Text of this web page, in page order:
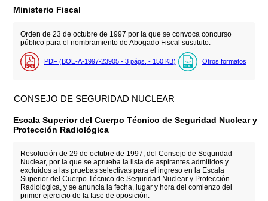
Ministerio Fiscal
Orden de 23 de octubre de 1997 por la que se convoca concurso
público para el nombramiento de Abogado Fiscal sustituto.
PDF (BOE-A-1997-23905 - 3 págs. - 150 KB) Otros formatos
CONSEJO DE SEGURIDAD NUCLEAR
Escala Superior del Cuerpo Técnico de Seguridad Nuclear y
Protección Radiológica
Resolución de 29 de octubre de 1997, del Consejo de Seguridad
Nuclear, por la que se aprueba la lista de aspirantes admitidos y
excluidos a las pruebas selectivas para el ingreso en la Escala
Superior del Cuerpo Técnico de Seguridad Nuclear y Protección
Radiológica, y se anuncia la fecha, lugar y hora del comienzo del
primer ejercicio de la fase de oposición.